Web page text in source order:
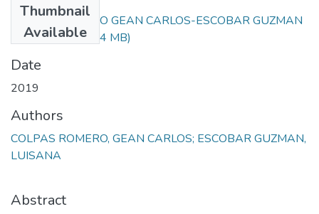
Thumbnail
Available
COLPAS ROMERO GEAN CARLOS-ESCOBAR GUZMAN
LUISANA.pdf(1.14 MB)
Date
2019
Authors
COLPAS ROMERO, GEAN CARLOS; ESCOBAR GUZMAN,
LUISANA
Abstract